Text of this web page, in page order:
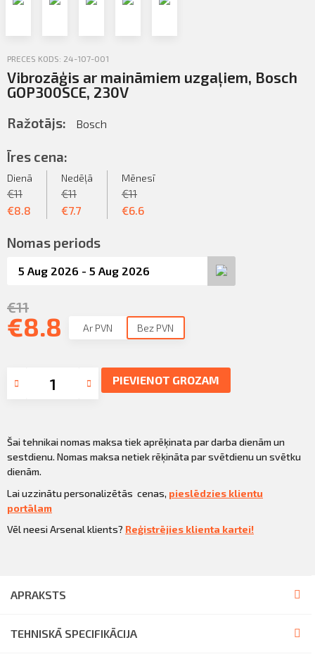
Sazināties
Iziet PIETEIKTIES
PRECES KODS: 24-107-001
Vibrozāģis ar maināmiem uzgaļiem, Bosch
GOP300SCE, 230V
Ražotājs: Bosch
Īres cena:
Dienā
€11
€8.8
Nedēļā
€11
€7.7
Mēnesī
€11
€6.6
Nomas periods
€11
€8.8 Ar PVN Bez PVN
PIEVIENOT GROZAM
Šai tehnikai nomas maksa tiek aprēķinata par darba dienām un
sestdienu. Nomas maksa netiek rēķināta par svētdienu un svētku
dienām.
Lai uzzinātu personalizētās cenas, pieslēdzies klientu
portālam
Vēl neesi Arsenal klients? Reģistrējies klienta kartei!
APRAKSTS
TEHNISKĀ SPECIFIKĀCIJA